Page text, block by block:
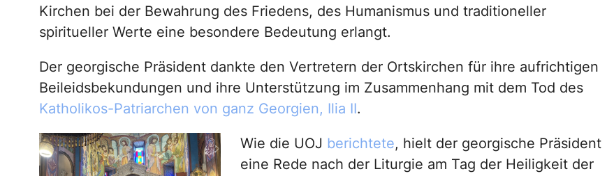
Kirchen bei der Bewahrung des Friedens, des Humanismus und traditioneller
spiritueller Werte eine besondere Bedeutung erlangt.
Der georgische Präsident dankte den Vertretern der Ortskirchen für ihre aufrichtigen
Beileidsbekundungen und ihre Unterstützung im Zusammenhang mit dem Tod des
Katholikos-Patriarchen von ganz Georgien, Ilia II.
Wie die UOJ berichtete, hielt der georgische Präsident
eine Rede nach der Liturgie am Tag der Heiligkeit der